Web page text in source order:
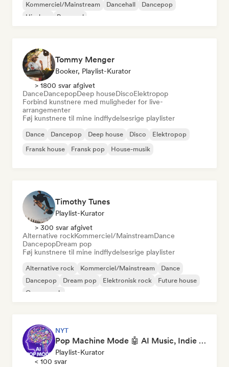
Kommerciel/Mainstream
Dancehall
Dancepop
Hip-hop
Pop-soul
Tommy Menger
Booker, Playlist-Kurator
> 1800 svar afgivet
DanceDancepopDeep houseDiscoElektropop
Forbind kunstnere med muligheder for live-
arrangementer
Føj kunstnere til mine indflydelsesrige playlister
Dance Dancepop Deep house Disco
Elektropop
Fransk house
Fransk pop House-musik
Timothy Tunes
Playlist-Kurator
> 300 svar afgivet
Alternative rockKommerciel/MainstreamDance
DancepopDream pop
Føj kunstnere til mine indflydelsesrige playlister
Alternative rock Kommerciel/Mainstream
Dance
Dancepop
Dream pop Elektronisk rock
Future house
Garagerock
NYT
Pop Machine Mode 🤖 AI Music, Indie Pop & Dream Pop
Playlist-Kurator
< 100 svar